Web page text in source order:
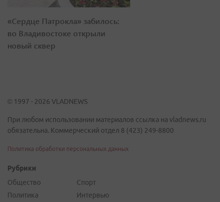
«Сердце Патрокла» забилось:
во Владивостоке открыли
новый сквер
© 1997 - 2026 VLADNEWS
При любом использовании материалов ссылка на vladnews.ru
обязательна. Коммерческий отдел 8 (423) 249-8800
Политика обработки персональных данных
Рубрики
Общество
Политика
Спорт
Интервью